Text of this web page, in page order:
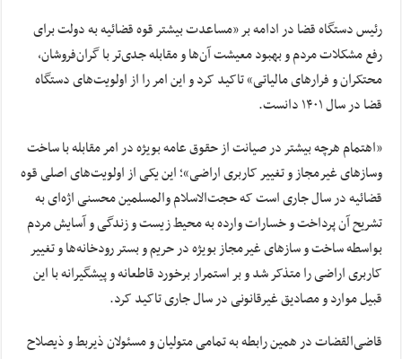
رئیس دستگاه قضا در ادامه بر «مساعدت بیشتر قوه قضائیه به دولت برای
رفع مشکلات مردم و بهبود معیشت آن‌ها و مقابله جدی‌تر با گران‌فروشان،
محتکران و فرارهای مالیاتی» تاکید کرد و این امر را از اولویت‌های دستگاه
قضا در سال ۱۴۰۱ دانست.
«اهتمام هرچه بیشتر در صیانت از حقوق عامه بویژه در امر مقابله با ساخت
وسازهای غیرمجاز و تغییر کاربری اراضی»؛ این یکی از اولویت‌های اصلی قوه
قضائیه در سال جاری است که حجت‌الاسلام والمسلمین محسنی اژه‌ای به
تشریح آن پرداخت و خسارات وارده به محیط زیست و زندگی و آسایش مردم
بواسطه ساخت و سازهای غیرمجاز بویژه در حریم و بستر رودخانه‌ها و تغییر
کاربری اراضی را متذکر شد و بر استمرار برخورد قاطعانه و پیشگیرانه با این
قبیل موارد و مصادیق غیرقانونی در سال جاری تاکید کرد.
قاضی‌القضات در همین رابطه به تمامی متولیان و مسئولان ذیربط و ذیصلاح